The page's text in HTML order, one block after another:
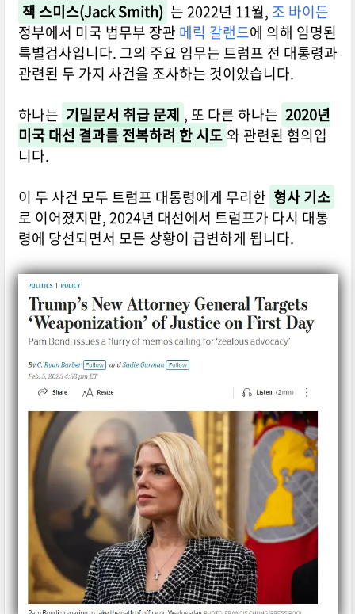
잭 스미스(Jack Smith) 는 2022년 11월, 조 바이든
정부에서 미국 법무부 장관 메릭 갈랜드에 의해 임명된
특별검사입니다. 그의 주요 임무는 트럼프 전 대통령과
관련된 두 가지 사건을 조사하는 것이었습니다.
하나는 기밀문서 취급 문제 , 또 다른 하나는 2020년
미국 대선 결과를 전복하려 한 시도와 관련된 혐의입
니다.
이 두 사건 모두 트럼프 대통령에게 무리한 형사 기소
로 이어졌지만, 2024년 대선에서 트럼프가 다시 대통
령에 당선되면서 모든 상황이 급변하게 됩니다.